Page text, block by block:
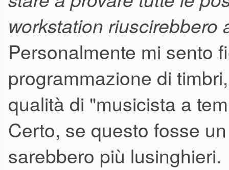
workstation riuscirebbero
Personalmente mi sento
programmazione di
qualità di "musicista a
Certo, se questo fosse
sarebbero più lusinghieri.